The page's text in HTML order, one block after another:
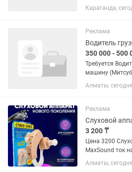
работы шустрая
готовить салат
Караганда,
Реклама
Водитель
350 000 - 500
Требуется
машину
бортовой). Рабочий день 8.30-18.00.
Выходной
Алматы, сегодня
Реклама
Слуховой
3 200 ₸
Цена 3200
MaxSound ток
MaxSound
антенны: 55 ± 5
Алматы, сегодня